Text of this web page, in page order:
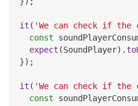
it ( 'We can check if the
const
expect (SoundPlayer) .
}) ;
it ( 'We can check if the
const